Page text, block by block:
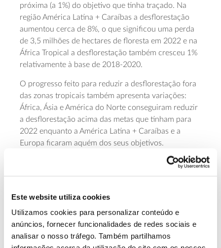
Este website utiliza cookies
Utilizamos cookies para personalizar conteúdo e
anúncios, fornecer funcionalidades de redes sociais e
analisar o nosso tráfego. Também partilhamos
próxima (a 1%) do objetivo que tinha traçado. Na
região América Latina + Caraíbas a desflorestação
aumentou cerca de 8%, o que significou uma perda
de 3,5 milhões de hectares de floresta em 2022 e na
África Tropical a desflorestação também cresceu 1%
relativamente à base de 2018-2020.
O progresso feito para reduzir a desflorestação fora
das zonas tropicais também apresenta variações:
África, Ásia e América do Norte conseguiram reduzir
a desflorestação acima das metas que tinham para
2022 enquanto a América Latina + Caraíbas e a
Europa ficaram aquém dos seus objetivos.
Embora a desflorestação esteja principalmente
total global, também estas áreas necessitam de ser
protegidas, até porque em algumas delas, como na
Europa, existem já poucas áreas de florestas
primáriasque importa preservar. Adicionalmente,
o documento salienta, por exemplo, “que a remoção